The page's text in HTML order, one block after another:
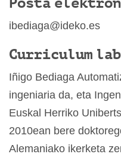
ibediaga@ideko.es
Curriculum
Iñigo Bediaga
ingeniaria da, eta
Euskal Herriko
2010ean bere
Alemaniako ikerketa